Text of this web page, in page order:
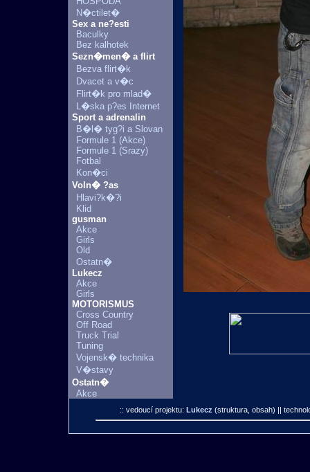
N�ctilet�
Sex a ne?esti
Baculky
Bez kalhotek
Sezn�men� a flirt
Bezva flirt�k
Dvacet a v�c
Flirt�k pro mlad�
L�ska p?es Internet
Sport a adrenalin
B�l� tyg?i a Slovan
Formule 1 (Akce)
Formule 1 (Srazy)
Fotbal
Kon�ci
Voln� ?as
Hlavi?k�?i
Klid
gusman
Akce
Girls
Old
Ostatn�
Lukecz
Akce
Girls
MOTORISMUS
Cross Country
Off Road
Truck Trial
Tuning
Vojensk� technika
V�stavy
Ostatn�
Akce
:: vedoucí projektu: Lukecz (struktura, obsah) ||